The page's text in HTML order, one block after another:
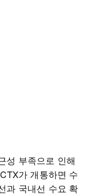
성 부족으로 인해
가 개통하면 수
과 국내선 수요 확